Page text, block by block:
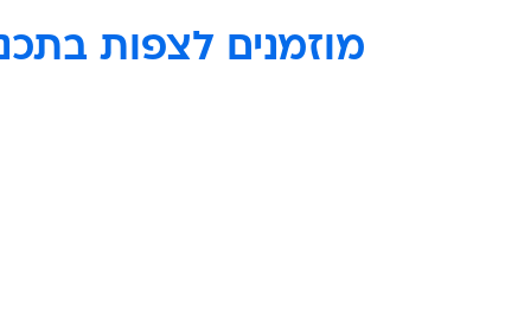
מוזמנים לצפות